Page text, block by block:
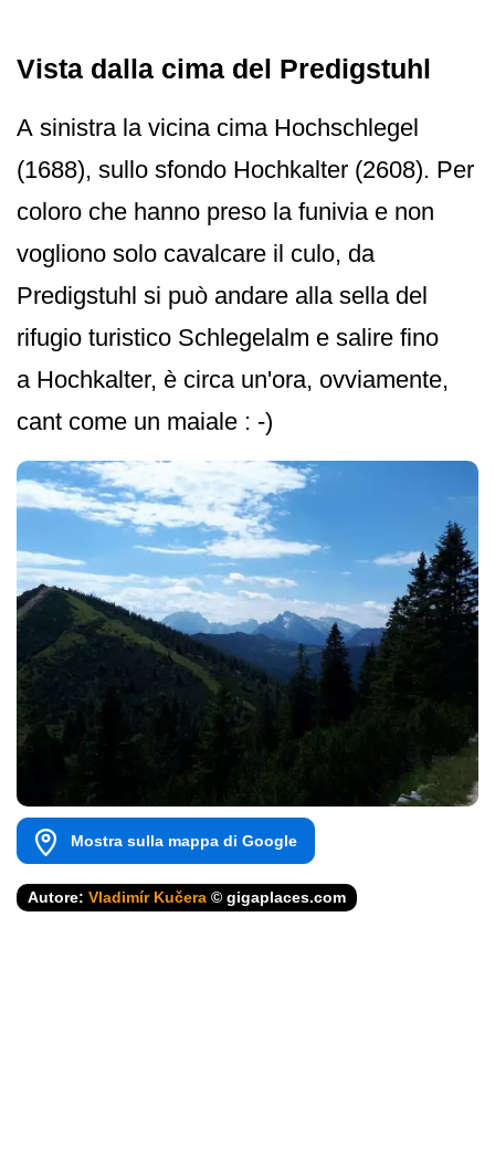
Vista dalla cima del Predigstuhl
A sinistra la vicina cima Hochschlegel
(1688), sullo sfondo Hochkalter (2608). Per
coloro che hanno preso la funivia e non
vogliono solo cavalcare il culo, da
Predigstuhl si può andare alla sella del
rifugio turistico Schlegelalm e salire fino
a Hochkalter, è circa un'ora, ovviamente,
cant come un maiale : -)
Mostra sulla mappa di Google
Autore: Vladimír Kučera © gigaplaces.com